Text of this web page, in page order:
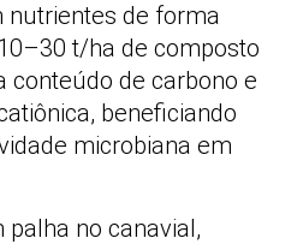
de forma
t/ha de composto
de carbono e
beneficiando
microbiana em
no canavial,